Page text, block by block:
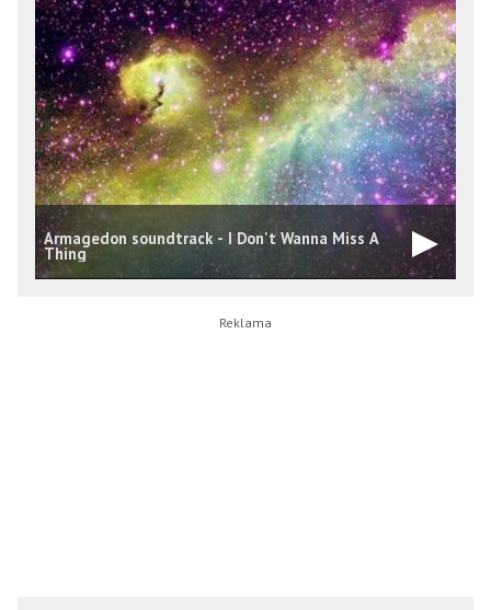
Armagedon soundtrack - I Don't Wanna Miss A
Thing